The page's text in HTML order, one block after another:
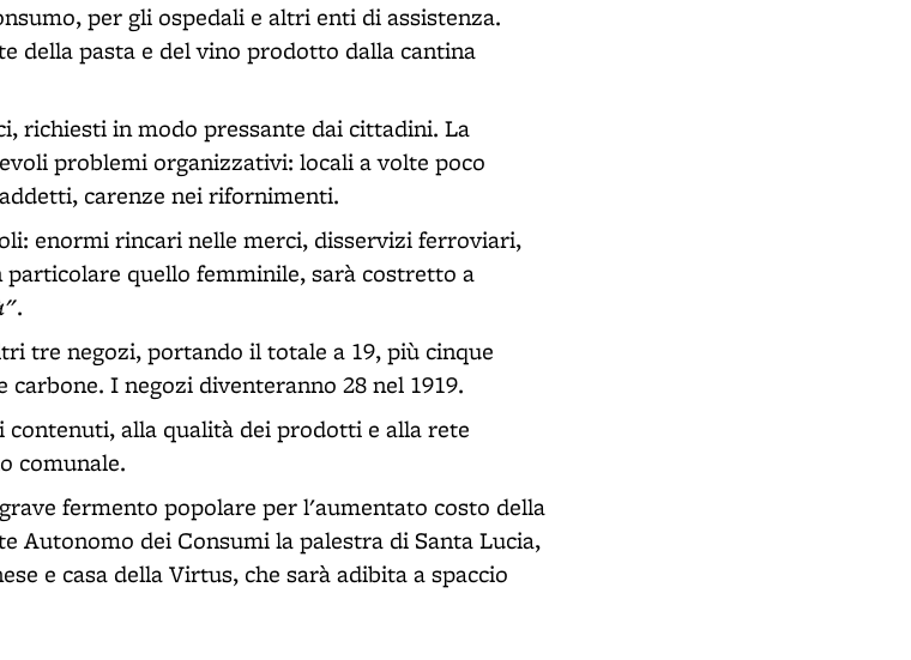
per gli ospedali e altri enti di assistenza.
della pasta e del vino prodotto dalla cantina
richiesti in modo pressante dai cittadini. La
problemi organizzativi: locali a volte poco
carenze nei rifornimenti.
enormi rincari nelle merci, disservizi ferroviari,
quello femminile, sarà costretto a
.
tre negozi, portando il totale a 19, più cinque
I negozi diventeranno 28 nel 1919.
alla qualità dei prodotti e alla rete
comunale.
fermento popolare per l'aumentato costo della
Autonomo dei Consumi la palestra di Santa Lucia,
e casa della Virtus, che sarà adibita a spaccio